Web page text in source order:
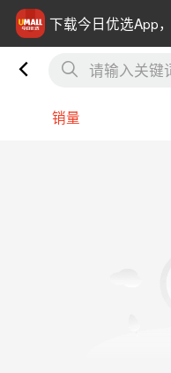
下载今日优选App
请输入关键
销量